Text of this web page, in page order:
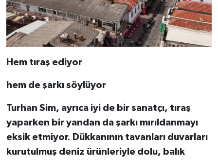
Hem tıraş ediyor
hem de şarkı söylüyor
Turhan Sim, ayrıca iyi de bir sanatçı, tıraş
yaparken bir yandan da şarkı mırıldanmayı
eksik etmiyor. Dükkanının tavanları duvarları
kurutulmuş deniz ürünleriyle dolu, balık